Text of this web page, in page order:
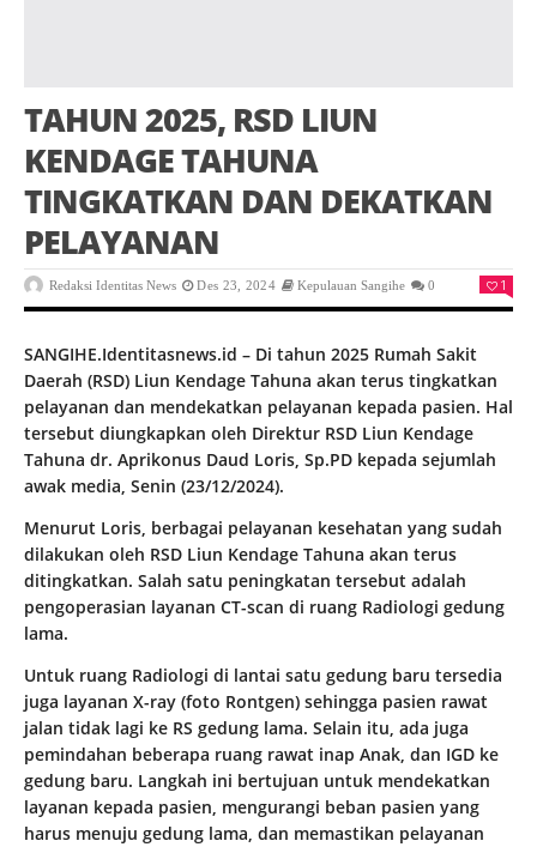
TAHUN 2025, RSD LIUN
KENDAGE TAHUNA
TINGKATKAN DAN DEKATKAN
PELAYANAN
Redaksi Identitas News Des 23, 2024 Kepulauan Sangihe 0 1
SANGIHE.Identitasnews.id – Di tahun 2025 Rumah Sakit
Daerah (RSD) Liun Kendage Tahuna akan terus tingkatkan
pelayanan dan mendekatkan pelayanan kepada pasien. Hal
tersebut diungkapkan oleh Direktur RSD Liun Kendage
Tahuna dr. Aprikonus Daud Loris, Sp.PD kepada sejumlah
awak media, Senin (23/12/2024).
Menurut Loris, berbagai pelayanan kesehatan yang sudah
dilakukan oleh RSD Liun Kendage Tahuna akan terus
ditingkatkan. Salah satu peningkatan tersebut adalah
pengoperasian layanan CT-scan di ruang Radiologi gedung
lama.
Untuk ruang Radiologi di lantai satu gedung baru tersedia
juga layanan X-ray (foto Rontgen) sehingga pasien rawat
jalan tidak lagi ke RS gedung lama. Selain itu, ada juga
pemindahan beberapa ruang rawat inap Anak, dan IGD ke
gedung baru. Langkah ini bertujuan untuk mendekatkan
layanan kepada pasien, mengurangi beban pasien yang
harus menuju gedung lama, dan memastikan pelayanan